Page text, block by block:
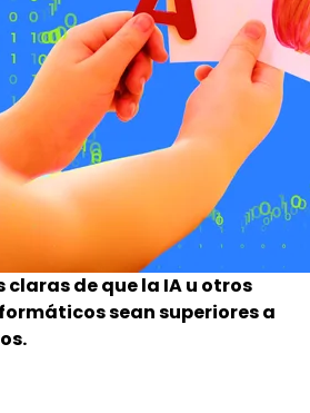
claras de que la IA u otros
sean superiores a